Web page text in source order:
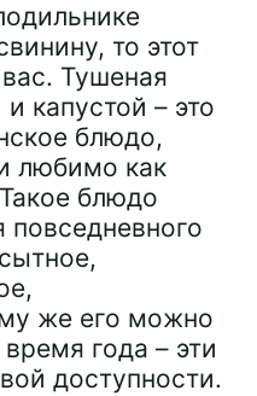
то этот
Тушеная
капустой – это
блюдо,
любимо как
блюдо
же его можно
года – эти
доступности.